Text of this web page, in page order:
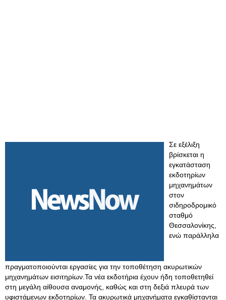
Σε εξέλιξη
βρίσκεται η
εγκατάσταση
εκδοτηρίων
μηχανημάτων
στον
σιδηροδρομικό
σταθμό
Θεσσαλονίκης,
ενώ παράλληλα
πραγματοποιούνται εργασίες για την τοποθέτηση ακυρωτικών
μηχανημάτων εισιτηρίων.Τα νέα εκδοτήρια έχουν ήδη τοποθετηθεί
στη μεγάλη αίθουσα αναμονής, καθώς και στη δεξιά πλευρά των
υφιστάμενων εκδοτηρίων. Τα ακυρωτικά μηχανήματα εγκαθίστανται